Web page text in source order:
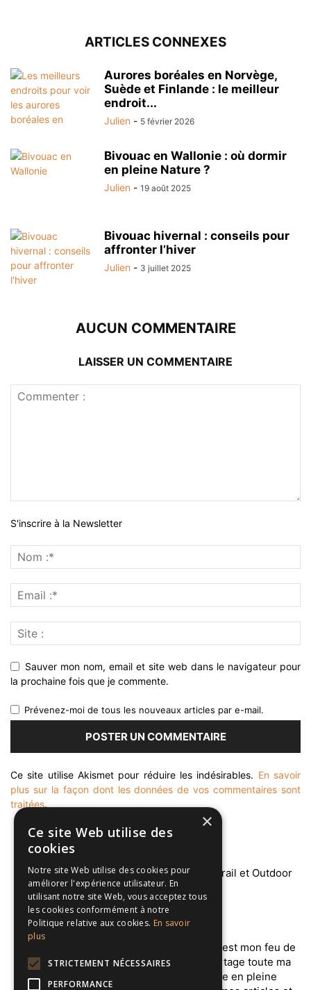
ARTICLES CONNEXES
Aurores boréales en Norvège,
Suède et Finlande : le meilleur
endroit...
Julien - 5 février 2026
Bivouac en Wallonie : où dormir
en pleine Nature ?
Julien - 19 août 2025
Bivouac hivernal : conseils pour
affronter l’hiver
Julien - 3 juillet 2025
AUCUN COMMENTAIRE
LAISSER UN COMMENTAIRE
S'inscrire à la Newsletter
Sauver mon nom, email et site web dans le navigateur pour
la prochaine fois que je commente.
Prévenez-moi de tous les nouveaux articles par e-mail.
Ce site utilise Akismet pour réduire les indésirables. En savoir
plus sur la façon dont les données de vos commentaires sont
traitées.
À PROPOS
Salut l'ami ! Je m'appelle Julien et ce blog est mon feu de
camps permanent autour duquel je te partage toute ma
passion pour l’Aventure, le Trail et la vie en pleine
×
Ce site Web utilise des
cookies
Notre site Web utilise des cookies pour
améliorer l'expérience utilisateur. En
utilisant notre site Web, vous acceptez tous
les cookies conformément à notre
Politique relative aux cookies. En savoir
plus
STRICTEMENT NÉCESSAIRES
PERFORMANCE